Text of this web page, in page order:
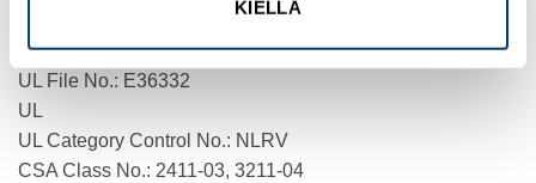
KIELLÄ
CSA-C22.2 No. 14-05
UL File No.: E36332
UL
UL Category Control No.: NLRV
CSA Class No.: 2411-03, 3211-04